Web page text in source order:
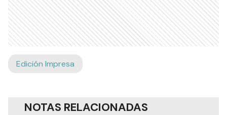
Edición Impresa
NOTAS RELACIONADAS